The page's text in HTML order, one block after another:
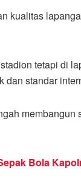
kualitas
tetapi di
standar
Bola